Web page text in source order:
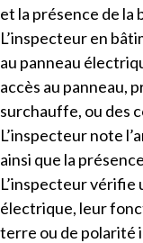
et la présence de
L’inspecteur en
au panneau
accès au panneau,
surchauffe, ou des
L’inspecteur note
ainsi que la
L’inspecteur
électrique, leur
terre ou de polarité